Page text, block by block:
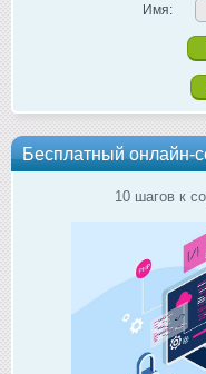
Имя:
Бесплатный онлайн-
10 шагов к